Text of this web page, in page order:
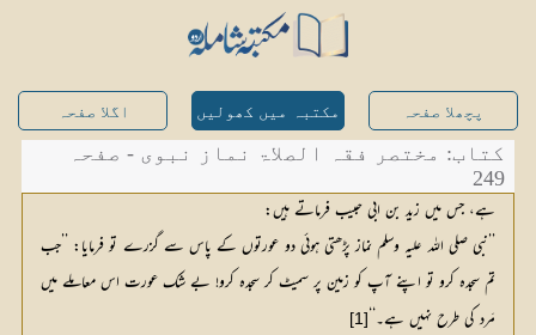
پچھلا صفحہ مکتبہ میں کھولیں اگلا صفحہ
کتاب: مختصر فقہ الصلاۃ نماز نبوی - صفحہ
249
ہے، جس میں زید بن ابی حبیب فرماتے ہیں:
’’نبی صلی اللہ علیہ وسلم نماز پڑھتی ہوئی دو عورتوں کے پاس سے گزرے تو فرمایا: ’’جب
تم سجدہ کرو تو اپنے آپ کو زمین پر سمیٹ کر سجدہ کرو! بے شک عورت اس معاملے میں
مَرد کی طرح نہیں ہے۔‘‘ [1]